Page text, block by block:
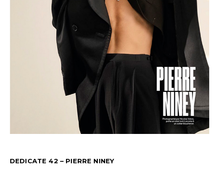
DEDICATE 42 – PIERRE NINEY